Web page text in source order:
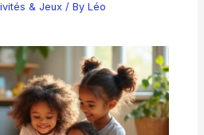
& Jeux / ByLéo